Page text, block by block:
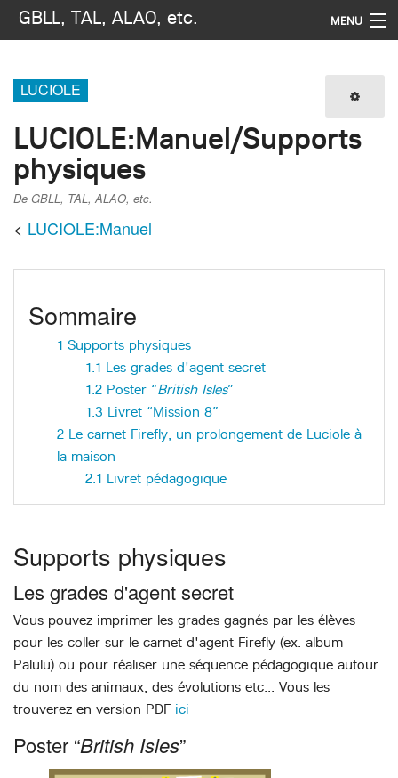
GBLL, TAL, ALAO, etc. MENU
Imprimer / exporter
Rechercher
LUCIOLE
LUCIOLE:Manuel/Supports
physiques
De GBLL, TAL, ALAO, etc.
< LUCIOLE:Manuel
Sommaire
1 Supports physiques
1.1 Les grades d'agent secret
1.2 Poster “British Isles”
1.3 Livret “Mission 8”
2 Le carnet Firefly, un prolongement de Luciole à
la maison
2.1 Livret pédagogique
Supports physiques
Les grades d'agent secret
Vous pouvez imprimer les grades gagnés par les élèves
pour les coller sur le carnet d'agent Firefly (ex. album
Palulu) ou pour réaliser une séquence pédagogique autour
du nom des animaux, des évolutions etc... Vous les
trouverez en version PDF ici
Poster “British Isles”